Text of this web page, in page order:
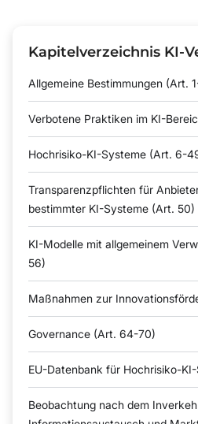
Kapitelverzeichnis KI-
Allgemeine Bestimmungen (Art.
Verbotene Praktiken im KI-
Hochrisiko-KI-Systeme (Art. 6-
Transparenzpflichten für
bestimmter KI-Systeme (Art. 50)
KI-Modelle mit allgemeinem
56)
Maßnahmen zur
Governance (Art. 64-70)
EU-Datenbank für Hochrisiko-
Beobachtung nach dem